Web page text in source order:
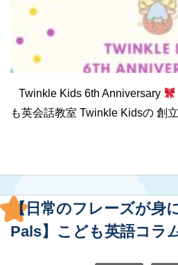
Twinkle Kids 6th Anniversary
も英会話教室 Twinkle Kidsの 創
【日常のフレーズが身
Pals】こども英語コラ